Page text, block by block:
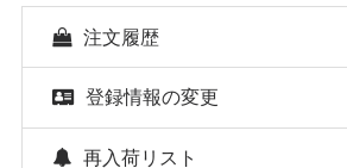
注文履歴
登録情報の変更
再入荷リスト